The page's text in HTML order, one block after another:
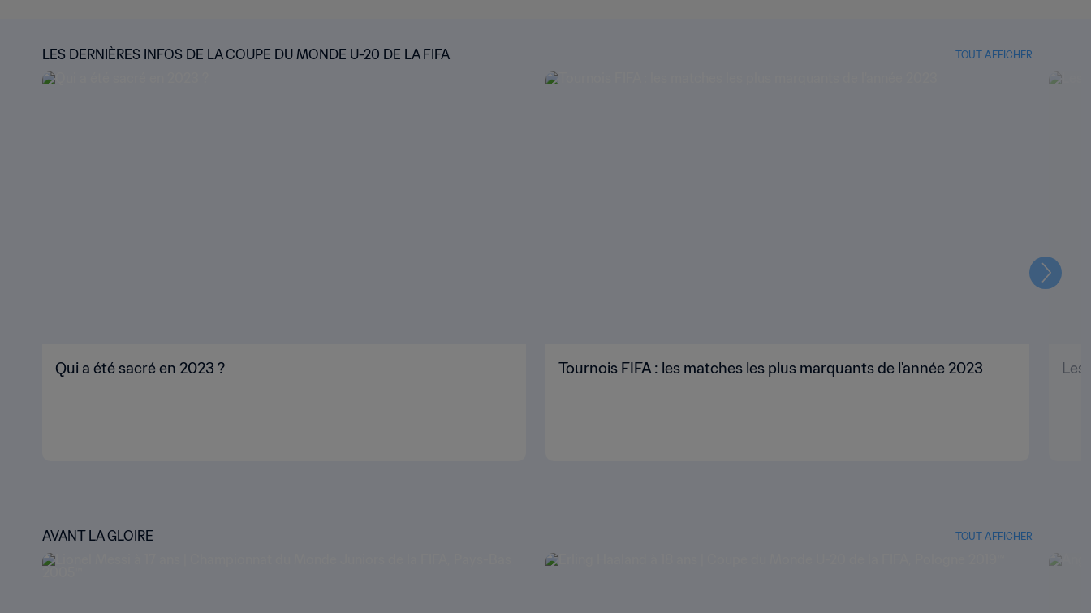
LES DERNIÈRES INFOS DE LA COUPE DU MONDE U-20 DE LA FIFA TOUT AFFICHER
Qui a été sacré en 2023 ? Tournois FIFA : les matches les plus marquants de l'année 2023 Les
Suivant
AVANT LA GLOIRE TOUT AFFICHER